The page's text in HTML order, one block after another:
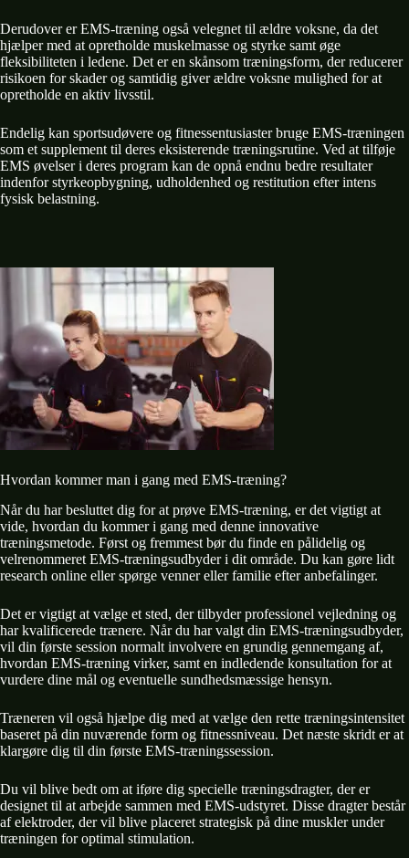
Derudover er EMS-træning også velegnet til ældre voksne, da det
hjælper med at opretholde muskelmasse og styrke samt øge
fleksibiliteten i ledene. Det er en skånsom træningsform, der reducerer
risikoen for skader og samtidig giver ældre voksne mulighed for at
opretholde en aktiv livsstil.
Endelig kan sportsudøvere og fitnessentusiaster bruge EMS-træningen
som et supplement til deres eksisterende træningsrutine. Ved at tilføje
EMS øvelser i deres program kan de opnå endnu bedre resultater
indenfor styrkeopbygning, udholdenhed og restitution efter intens
fysisk belastning.
Hvordan kommer man i gang med EMS-træning?
Når du har besluttet dig for at prøve EMS-træning, er det vigtigt at
vide, hvordan du kommer i gang med denne innovative
træningsmetode. Først og fremmest bør du finde en pålidelig og
velrenommeret EMS-træningsudbyder i dit område. Du kan gøre lidt
research online eller spørge venner eller familie efter anbefalinger.
Det er vigtigt at vælge et sted, der tilbyder professionel vejledning og
har kvalificerede trænere. Når du har valgt din EMS-træningsudbyder,
vil din første session normalt involvere en grundig gennemgang af,
hvordan EMS-træning virker, samt en indledende konsultation for at
vurdere dine mål og eventuelle sundhedsmæssige hensyn.
Træneren vil også hjælpe dig med at vælge den rette træningsintensitet
baseret på din nuværende form og fitnessniveau. Det næste skridt er at
klargøre dig til din første EMS-træningssession.
Du vil blive bedt om at iføre dig specielle træningsdragter, der er
designet til at arbejde sammen med EMS-udstyret. Disse dragter består
af elektroder, der vil blive placeret strategisk på dine muskler under
træningen for optimal stimulation.